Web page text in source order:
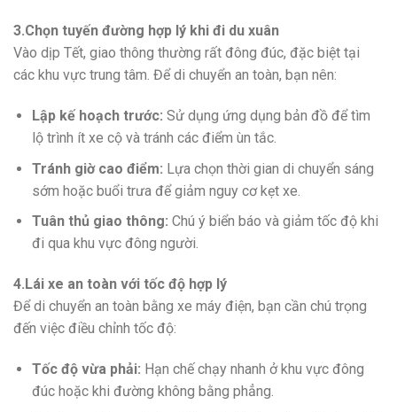
3.Chọn tuyến đường hợp lý khi đi du xuân
Vào dịp Tết, giao thông thường rất đông đúc, đặc biệt tại
các khu vực trung tâm. Để di chuyển an toàn, bạn nên:
Lập kế hoạch trước: Sử dụng ứng dụng bản đồ để tìm
lộ trình ít xe cộ và tránh các điểm ùn tắc.
Tránh giờ cao điểm: Lựa chọn thời gian di chuyển sáng
sớm hoặc buổi trưa để giảm nguy cơ kẹt xe.
Tuân thủ giao thông: Chú ý biển báo và giảm tốc độ khi
đi qua khu vực đông người.
4.Lái xe an toàn với tốc độ hợp lý
Để di chuyển an toàn bằng xe máy điện, bạn cần chú trọng
đến việc điều chỉnh tốc độ:
Tốc độ vừa phải: Hạn chế chạy nhanh ở khu vực đông
đúc hoặc khi đường không bằng phẳng.